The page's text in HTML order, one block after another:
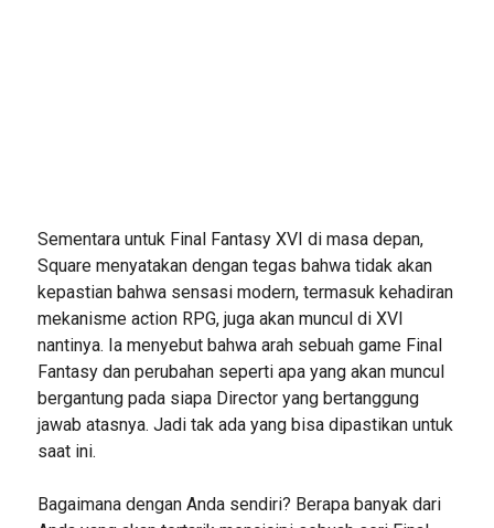
Sementara untuk Final Fantasy XVI di masa depan,
Square menyatakan dengan tegas bahwa tidak akan
kepastian bahwa sensasi modern, termasuk kehadiran
mekanisme action RPG, juga akan muncul di XVI
nantinya. Ia menyebut bahwa arah sebuah game Final
Fantasy dan perubahan seperti apa yang akan muncul
bergantung pada siapa Director yang bertanggung
jawab atasnya. Jadi tak ada yang bisa dipastikan untuk
saat ini.
Bagaimana dengan Anda sendiri? Berapa banyak dari